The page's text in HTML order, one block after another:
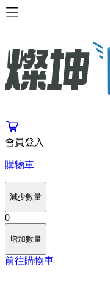
會員登入
購物車
減少數量
0
增加數量
前往購物車